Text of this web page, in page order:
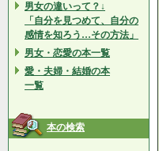
男女の違いって？↓
「自分を見つめて、自分の
感情を知ろう…その方法」
男女・恋愛の本一覧
愛・夫婦・結婚の本
一覧
本の検索